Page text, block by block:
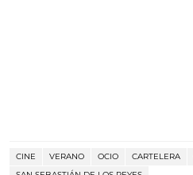
CINE VERANO OCIO CARTELERA